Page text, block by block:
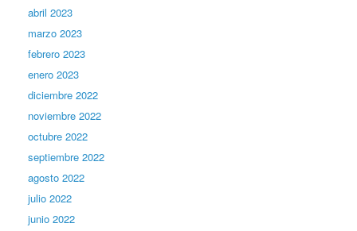
abril 2023
marzo 2023
febrero 2023
enero 2023
diciembre 2022
noviembre 2022
octubre 2022
septiembre 2022
agosto 2022
julio 2022
junio 2022